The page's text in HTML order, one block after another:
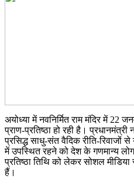
अयोध्या में नवनिर्मित राम मंदिर में 22
प्राण-प्रतिष्ठा हो रही है।
प्रसिद्ध साधु-संत वैदिक रीति-रिवाजों
में उपस्थित रहने को देश के गणमान्य लोग
प्रतिष्ठा तिथि को लेकर सोशल
हैं।